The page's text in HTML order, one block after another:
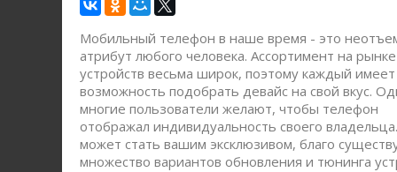
Мобильный телефон в наше время - это
атрибут любого человека. Ассортимент на
устройств весьма широк, поэтому каждый имеет
возможность подобрать девайс на свой вкус.
многие пользователи желают, чтобы телефон
отображал индивидуальность своего
может стать вашим эксклюзивом, благо
множество вариантов обновления и тюнинга